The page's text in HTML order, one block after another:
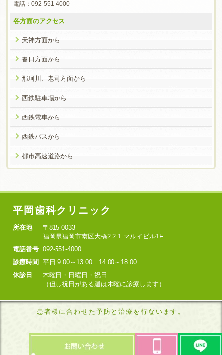
電話：092-551-4000
各方面のアクセス
天神方面から
春日方面から
那珂川、老司方面から
西鉄駐車場から
西鉄電車から
西鉄バスから
都市高速道路から
平岡歯科クリニック
所在地
〒815-0033
福岡県福岡市南区大橋2-2-1 マルイビル1F
電話番号 092-551-4000
診療時間
平日 9:00～13:00 14:00～18:00
休診日
木曜日・日曜日・祝日
（但し祝日がある週は木曜に診療します）
患者様に合わせた予防と治療を行ないます。